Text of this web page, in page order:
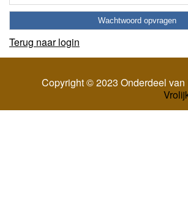
Terug naar login
Copyright © 2023 Onderdeel van